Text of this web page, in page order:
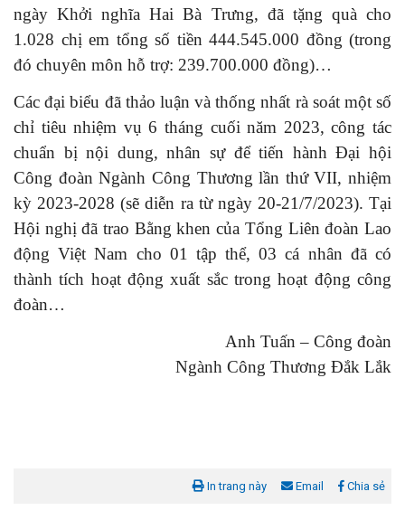
ngày Khởi nghĩa Hai Bà Trưng, đã tặng quà cho
1.028 chị em tổng số tiền 444.545.000 đồng (trong
đó chuyên môn hỗ trợ: 239.700.000 đồng)…
Các đại biểu đã thảo luận và thống nhất rà soát một số
chỉ tiêu nhiệm vụ 6 tháng cuối năm 2023, công tác
chuẩn bị nội dung, nhân sự để tiến hành Đại hội
Công đoàn Ngành Công Thương lần thứ VII, nhiệm
kỳ 2023-2028 (sẽ diễn ra từ ngày 20-21/7/2023). Tại
Hội nghị đã trao Bằng khen của Tổng Liên đoàn Lao
động Việt Nam cho 01 tập thể, 03 cá nhân đã có
thành tích hoạt động xuất sắc trong hoạt động công
đoàn…
Anh Tuấn – Công đoàn
Ngành Công Thương Đắk Lắk
In trang này Email Chia sẻ